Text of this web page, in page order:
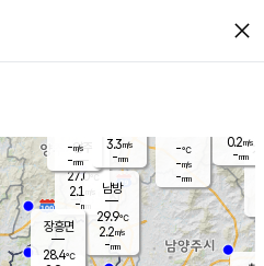
close
양주
27.0℃
2.1
-mm
-℃
-m/s
-mm
0.2m/s
-mm
남방
29.9℃
2.2m/s
-mm
장흥면
28.4℃
-m/s
-mm
3.3m/s
-mm